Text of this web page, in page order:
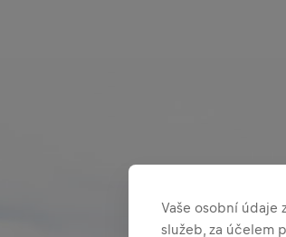
Vaše osobní údaje
služeb, za účelem